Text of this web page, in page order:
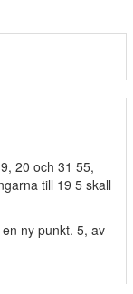
20 och 31 55,
till 19 5 skall
ny punkt. 5, av